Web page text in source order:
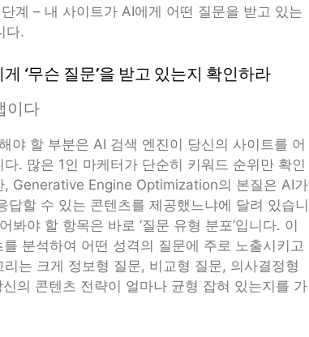
계 – 내 사이트가 AI에게 어떤 질문을 받고 있는
다.
‘무슨 질문’을 받고 있는지 확인하라
이다
야 할 부분은 AI 검색 엔진이 당신의 사이트를 어
. 많은 1인 마케터가 단순히 키워드 순위만 확인
, Generative Engine Optimization의 본질은 AI가
답할 수 있는 콘텐츠를 제공했느냐에 달려 있습니
야 할 항목은 바로 ‘질문 유형 분포’입니다. 이
분석하여 어떤 성격의 질문에 주로 노출시키고
는 크게 정보형 질문, 비교형 질문, 의사결정형
의 콘텐츠 전략이 얼마나 균형 잡혀 있는지를 가